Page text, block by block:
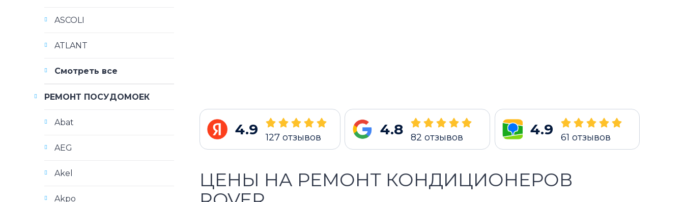
4.9 127 отзывов 4.8 82 отзывов 4.9 61 отзывов
ЦЕНЫ НА РЕМОНТ КОНДИЦИОНЕРОВ
ASCOLI
ATLANT
Смотреть все
РЕМОНТ ПОСУДОМОЕК
Abat
AEG
Akel
Akpo